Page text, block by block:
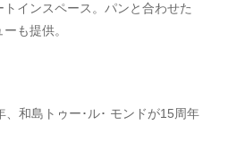
インスペース。パンと合わせた
も提供。
和島トゥー･ル･ モンドが15周年